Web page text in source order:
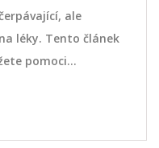
ale
léky. Tento článek
pomoci
Zjistíte, které